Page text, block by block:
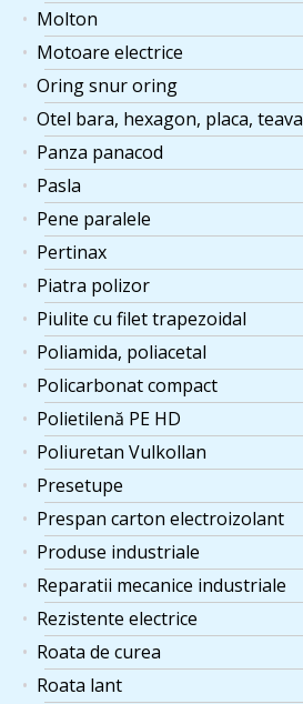
Molton
Motoare electrice
Oring snur oring
Otel bara, hexagon, placa, teava
Panza panacod
Pasla
Pene paralele
Pertinax
Piatra polizor
Piulite cu filet trapezoidal
Poliamida, poliacetal
Policarbonat compact
Polietilenă PE HD
Poliuretan Vulkollan
Presetupe
Prespan carton electroizolant
Produse industriale
Reparatii mecanice industriale
Rezistente electrice
Roata de curea
Roata lant